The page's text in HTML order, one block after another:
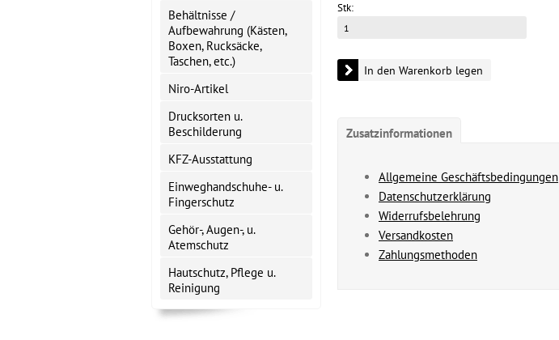
Behältnisse /
Aufbewahrung (Kästen,
Boxen, Rucksäcke,
Taschen, etc.)
Niro-Artikel
Drucksorten u.
Beschilderung
KFZ-Ausstattung
Einweghandschuhe- u.
Fingerschutz
Gehör-, Augen-, u.
Atemschutz
Hautschutz, Pflege u.
Reinigung
Stk:
In den Warenkorb legen
Zusatzinformationen
Allgemeine Geschäftsbedingungen
Datenschutzerklärung
Widerrufsbelehrung
Versandkosten
Zahlungsmethoden